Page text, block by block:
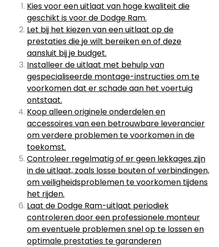
Kies voor een uitlaat van hoge kwaliteit die
geschikt is voor de Dodge Ram.
Let bij het kiezen van een uitlaat op de
prestaties die je wilt bereiken en of deze
aansluit bij je budget.
Installeer de uitlaat met behulp van
gespecialiseerde montage-instructies om te
voorkomen dat er schade aan het voertuig
ontstaat.
Koop alleen originele onderdelen en
accessoires van een betrouwbare leverancier
om verdere problemen te voorkomen in de
toekomst.
Controleer regelmatig of er geen lekkages zijn
in de uitlaat, zoals losse bouten of verbindingen,
om veiligheidsproblemen te voorkomen tijdens
het rijden.
Laat de Dodge Ram-uitlaat periodiek
controleren door een professionele monteur
om eventuele problemen snel op te lossen en
optimale prestaties te garanderen